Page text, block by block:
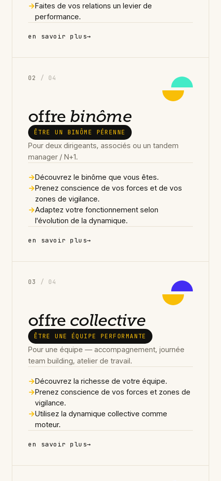
→Faites de vos relations un levier de
performance.
en savoir plus→
02 / 04
offre binôme
ÊTRE UN BINÔME PÉRENNE
Pour deux dirigeants, associés ou un tandem
manager / N+1.
→Découvrez le binôme que vous êtes.
→Prenez conscience de vos forces et de vos
zones de vigilance.
→Adaptez votre fonctionnement selon
l'évolution de la dynamique.
en savoir plus→
03 / 04
offre collective
ÊTRE UNE ÉQUIPE PERFORMANTE
Pour une équipe — accompagnement, journée
team building, atelier de travail.
→Découvrez la richesse de votre équipe.
→Prenez conscience de vos forces et zones de
vigilance.
→Utilisez la dynamique collective comme
moteur.
en savoir plus→